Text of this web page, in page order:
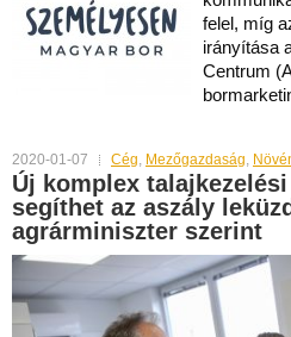
felel, míg
irányítása
Centrum
2020-01-07 Cég Mezőgazdaság
Új komplex
segíthet az aszály
agrárminiszter szerint